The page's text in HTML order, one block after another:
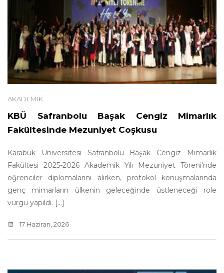
AKADEMIK
KBÜ Safranbolu Başak Cengiz Mimarlık
Fakültesinde Mezuniyet Coşkusu
Karabük Üniversitesi Safranbolu Başak Cengiz Mimarlık
Fakültesi 2025-2026 Akademik Yılı Mezuniyet Töreni'nde
öğrenciler diplomalarını alırken, protokol konuşmalarında
genç mimarların ülkenin geleceğinde üstleneceği role
vurgu yapıldı. [...]
17 Haziran, 2026